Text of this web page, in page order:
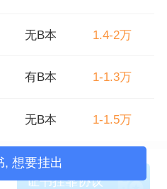
无B本 1.4-2万
有B本 1-1.3万
无B本 1-1.5万
证书挂靠协议
, 想要挂出